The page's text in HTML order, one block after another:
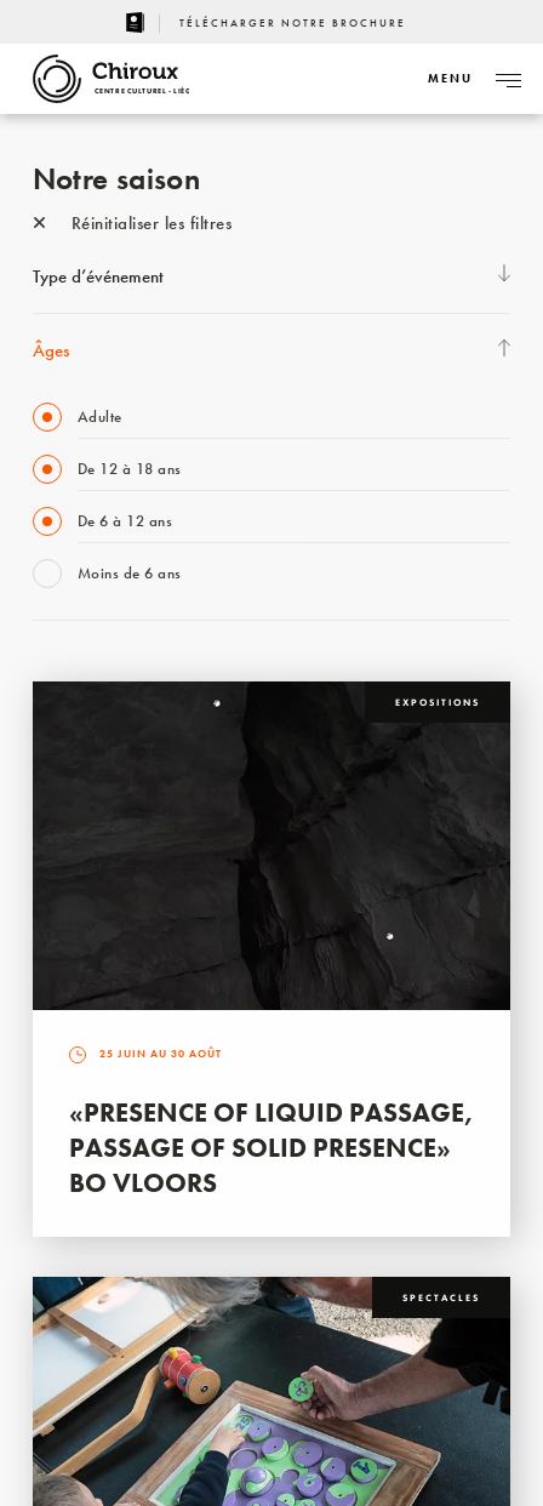
TÉLÉCHARGER NOTRE BROCHURE
CENTRE CULTUREL - LIÈGE
MENU
Notre saison
Réinitialiser les filtres
Type d’événement
Âges
Adulte
De 12 à 18 ans
De 6 à 12 ans
Moins de 6 ans
EXPOSITIONS
25 JUIN AU 30 AOÛT
«PRESENCE OF LIQUID PASSAGE,
PASSAGE OF SOLID PRESENCE»
BO VLOORS
SPECTACLES